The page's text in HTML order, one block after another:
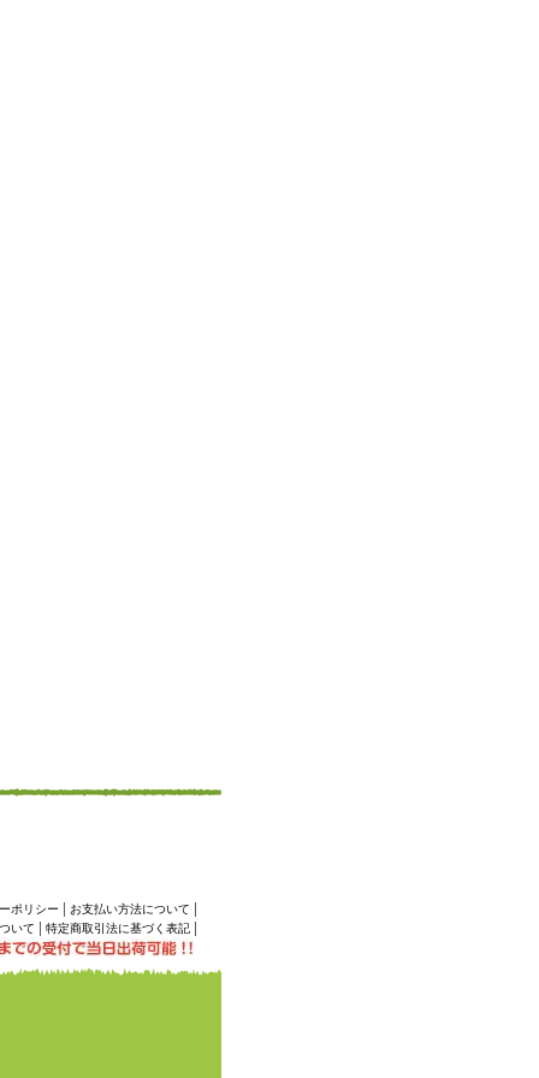
ポリシー | お支払い方法について |
いて | 特定商取引法に基づく表記|